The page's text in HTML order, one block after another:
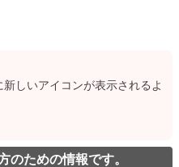
しいアイコンが表示されるよ
のための情報です。